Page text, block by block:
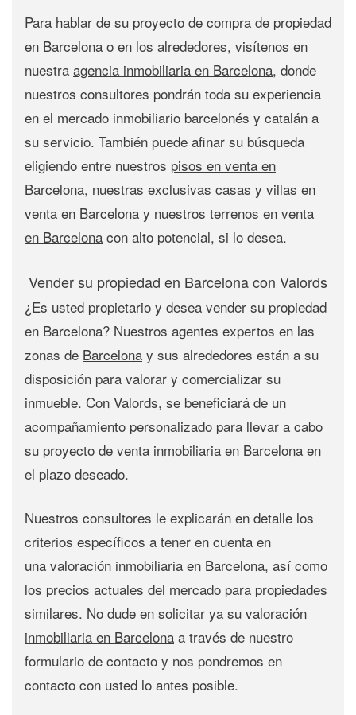
Para hablar de su proyecto de compra de propiedad
en Barcelona o en los alrededores, visítenos en
nuestra agencia inmobiliaria en Barcelona, donde
nuestros consultores pondrán toda su experiencia
en el mercado inmobiliario barcelonés y catalán a
su servicio. También puede afinar su búsqueda
eligiendo entre nuestros pisos en venta en
Barcelona, nuestras exclusivas casas y villas en
venta en Barcelona y nuestros terrenos en venta
en Barcelona con alto potencial, si lo desea.
Vender su propiedad en Barcelona con Valords
¿Es usted propietario y desea vender su propiedad
en Barcelona? Nuestros agentes expertos en las
zonas de Barcelona y sus alrededores están a su
disposición para valorar y comercializar su
inmueble. Con Valords, se beneficiará de un
acompañamiento personalizado para llevar a cabo
su proyecto de venta inmobiliaria en Barcelona en
el plazo deseado.
Nuestros consultores le explicarán en detalle los
criterios específicos a tener en cuenta en
una valoración inmobiliaria en Barcelona, así como
los precios actuales del mercado para propiedades
similares. No dude en solicitar ya su valoración
inmobiliaria en Barcelona a través de nuestro
formulario de contacto y nos pondremos en
contacto con usted lo antes posible.